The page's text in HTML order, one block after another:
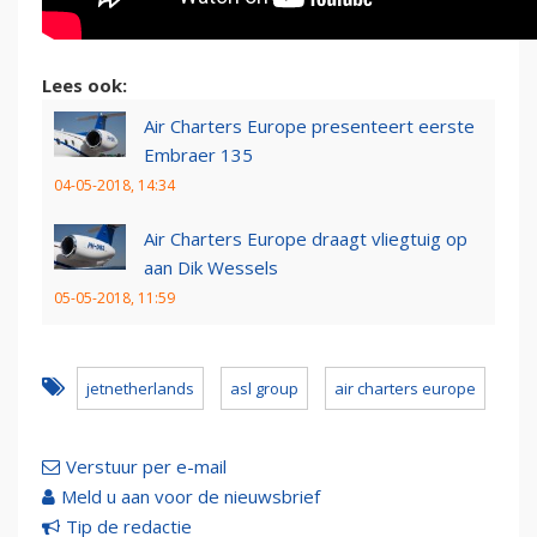
Lees ook:
Air Charters Europe presenteert eerste
Embraer 135
04-05-2018, 14:34
Air Charters Europe draagt vliegtuig op
aan Dik Wessels
05-05-2018, 11:59
jetnetherlands asl group air charters europe
Verstuur per e-mail
Meld u aan voor de nieuwsbrief
Tip de redactie